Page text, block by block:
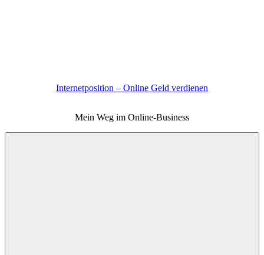
Internetposition – Online Geld verdienen
Mein Weg im Online-Business